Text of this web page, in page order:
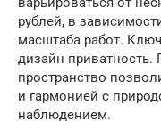
рублей, в
масштаба работ.
дизайн
пространство
и гармонией с
наблюдением.